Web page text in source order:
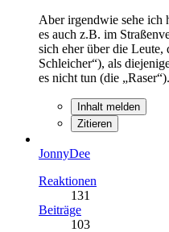
Aber irgendwie sehe ich
es auch z.B. im
sich eher über die Leute,
Schleicher“), als
es nicht tun (die „Raser“).
Inhalt melden
Zitieren
JonnyDee
Reaktionen
131
Beiträge
103